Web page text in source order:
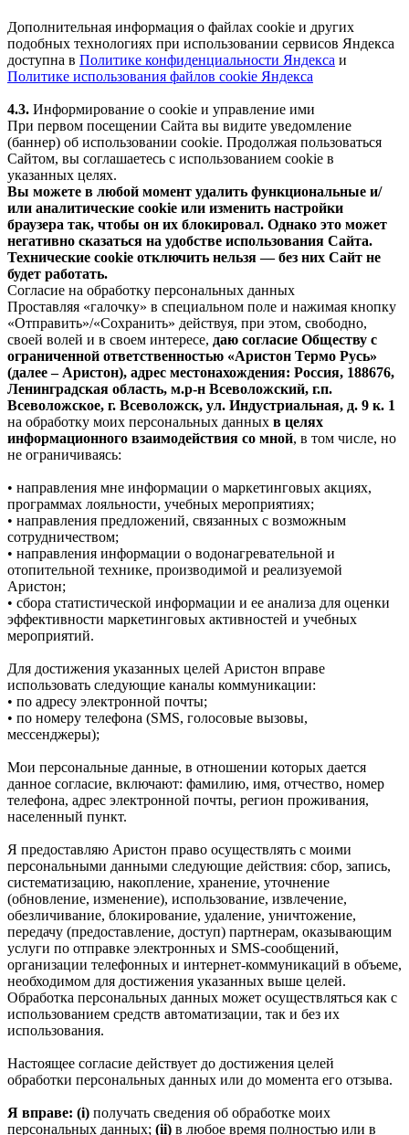
Дополнительная информация о файлах cookie и других
подобных технологиях при использовании сервисов Яндекса
доступна в Политике конфиденциальности Яндекса и
Политике использования файлов cookie Яндекса
4.3. Информирование о cookie и управление ими
При первом посещении Сайта вы видите уведомление
(баннер) об использовании cookie. Продолжая пользоваться
Сайтом, вы соглашаетесь с использованием cookie в
указанных целях.
Вы можете в любой момент удалить функциональные и/
или аналитические cookie или изменить настройки
браузера так, чтобы он их блокировал. Однако это может
негативно сказаться на удобстве использования Сайта.
Технические cookie отключить нельзя — без них Сайт не
будет работать.
Согласие на обработку персональных данных
Проставляя «галочку» в специальном поле и нажимая кнопку
«Отправить»/«Сохранить» действуя, при этом, свободно,
своей волей и в своем интересе, даю согласие Обществу с
ограниченной ответственностью «Аристон Термо Русь»
(далее – Аристон), адрес местонахождения: Россия, 188676,
Ленинградская область, м.р-н Всеволожский, г.п.
Всеволожское, г. Всеволожск, ул. Индустриальная, д. 9 к. 1
на обработку моих персональных данных в целях
информационного взаимодействия со мной, в том числе, но
не ограничиваясь:
• направления мне информации о маркетинговых акциях,
программах лояльности, учебных мероприятиях;
• направления предложений, связанных с возможным
сотрудничеством;
• направления информации о водонагревательной и
отопительной технике, производимой и реализуемой
Аристон;
• сбора статистической информации и ее анализа для оценки
эффективности маркетинговых активностей и учебных
мероприятий.
Для достижения указанных целей Аристон вправе
использовать следующие каналы коммуникации:
• по адресу электронной почты;
• по номеру телефона (SMS, голосовые вызовы,
мессенджеры);
Мои персональные данные, в отношении которых дается
данное согласие, включают: фамилию, имя, отчество, номер
телефона, адрес электронной почты, регион проживания,
населенный пункт.
Я предоставляю Аристон право осуществлять с моими
персональными данными следующие действия: сбор, запись,
систематизацию, накопление, хранение, уточнение
(обновление, изменение), использование, извлечение,
обезличивание, блокирование, удаление, уничтожение,
передачу (предоставление, доступ) партнерам, оказывающим
услуги по отправке электронных и SMS‑сообщений,
организации телефонных и интернет‑коммуникаций в объеме,
необходимом для достижения указанных выше целей.
Обработка персональных данных может осуществляться как с
использованием средств автоматизации, так и без их
использования.
Настоящее согласие действует до достижения целей
обработки персональных данных или до момента его отзыва.
Я вправе: (i) получать сведения об обработке моих
персональных данных; (ii) в любое время полностью или в